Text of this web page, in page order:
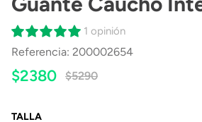
1 opinión
Referencia: 200002654
$2380 $5290
TALLA